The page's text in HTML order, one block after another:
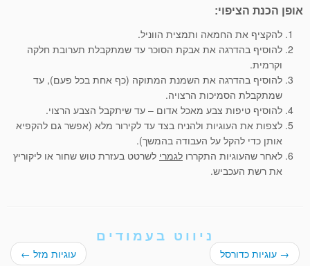
אופן הכנת הציפוי:
להקציף את החמאה ותמצית הווניל.
להוסיף בהדרגה את אבקת הסוכר עד שמתקבלת תערובת חלקה
וקרמית.
להוסיף בהדרגה את השמנת המתוקה (כף אחת בכל פעם), עד
שמתקבלת הסמיכות הרצויה.
להוסיף טיפות צבע מאכל אדום – עד שיתקבל הצבע הרצוי.
לצפות את העוגיות ולהניח בצד עד לקירור מלא (אפשר גם להקפיא
אותן כדי להקל על העבודה בהמשך).
לאחר שהעוגיות התקררו לגמרי לשרטט בעזרת טוש שחור או ליקוריץ
את רשת העכביש.
ניווט בעמודים
→ עוגיות כדורסל עוגיות מזל ←